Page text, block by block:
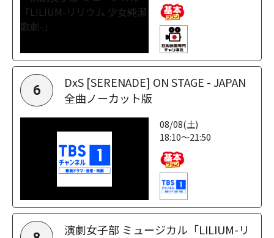
6
DxS [SERENADE] ON STAGE - JAPAN
全曲ノーカット版
08/08(土)
18:10～21:50
演劇女子部 ミュージカル「LILIUM-リ